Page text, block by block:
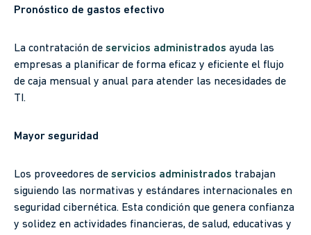
Pronóstico de gastos efectivo
La contratación de servicios administrados ayuda las
empresas a planificar de forma eficaz y eficiente el flujo
de caja mensual y anual para atender las necesidades de
TI.
Mayor seguridad
Los proveedores de servicios administrados trabajan
siguiendo las normativas y estándares internacionales en
seguridad cibernética. Esta condición que genera confianza
y solidez en actividades financieras, de salud, educativas y